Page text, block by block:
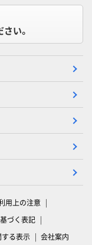
い。
用上の注意
づく表記
る表示 会社案内